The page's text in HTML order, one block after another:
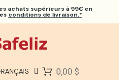
achats supérieurs à 99€ en
conditions de livraison.*
0,00 $